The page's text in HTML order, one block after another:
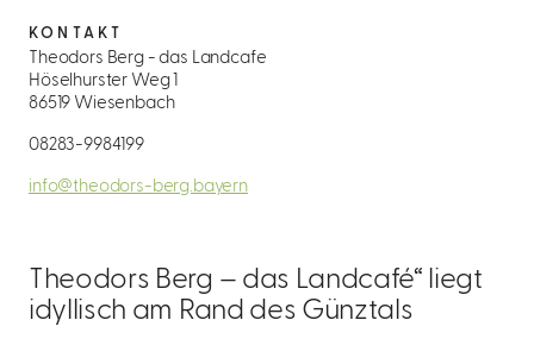
Theodors Berg – das Landcafé“ liegt
idyllisch am Rand des Günztals
KONTAKT
Theodors Berg - das Landcafe
Höselhurster Weg 1
86519 Wiesenbach
08283-9984199
info@theodors-berg.bayern